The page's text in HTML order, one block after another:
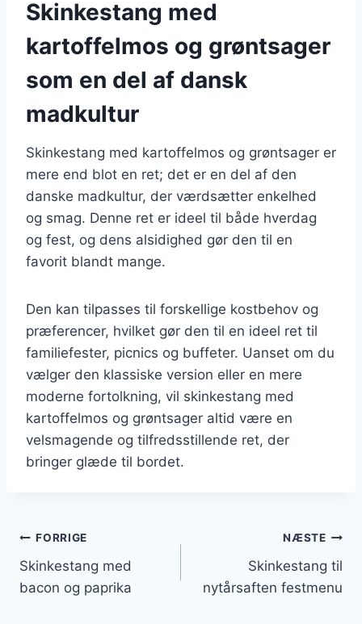
Skinkestang med
kartoffelmos og grøntsager
som en del af dansk
madkultur
Skinkestang med kartoffelmos og grøntsager er
mere end blot en ret; det er en del af den
danske madkultur, der værdsætter enkelhed
og smag. Denne ret er ideel til både hverdag
og fest, og dens alsidighed gør den til en
favorit blandt mange.
Den kan tilpasses til forskellige kostbehov og
præferencer, hvilket gør den til en ideel ret til
familiefester, picnics og buffeter. Uanset om du
vælger den klassiske version eller en mere
moderne fortolkning, vil skinkestang med
kartoffelmos og grøntsager altid være en
velsmagende og tilfredsstillende ret, der
bringer glæde til bordet.
Indlægsnavigation
FORRIGE
Skinkestang med
bacon og paprika
NÆSTE
Skinkestang til
nytårsaften festmenu